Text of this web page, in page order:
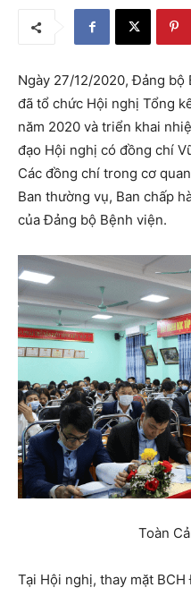
Ngày 27/12/2020, Đảng bộ
đã tổ chức Hội nghị Tổng
năm 2020 và triển khai
đạo Hội nghị có đồng chí
Các đồng chí trong cơ
Ban thường vụ, Ban chấp
của Đảng bộ Bệnh viện.
Toàn
Tại Hội nghị, thay mặt